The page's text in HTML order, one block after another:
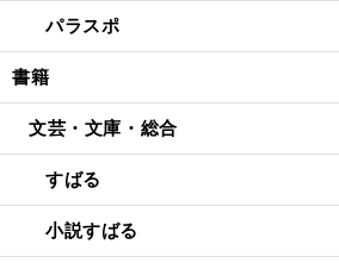
パラスポ
書籍
文芸・文庫・総合
すばる
小説すばる